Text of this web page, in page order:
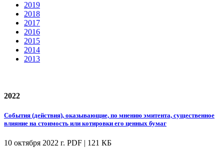
2019
2018
2017
2016
2015
2014
2013
2022
События (действия), оказывающие, по мнению эмитента, существенное
влияние на стоимость или котировки его ценных бумаг
10 октября 2022 г. PDF | 121 КБ